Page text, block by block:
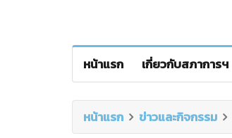
หน้าแรก เกี่ยวกับสภาการฯ
หน้าแรก ข่าวและกิจกรรม